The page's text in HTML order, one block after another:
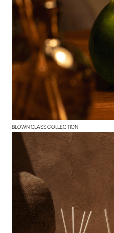
BLOWN GLASS COLLECTION